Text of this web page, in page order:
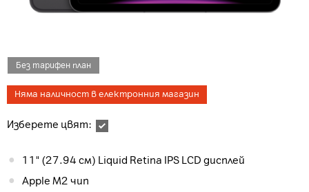
Без тарифен план
Няма наличност в електронния магазин
Изберете цвят:
11" (27.94 см) Liquid Retina IPS LCD дисплей
Apple M2 чип